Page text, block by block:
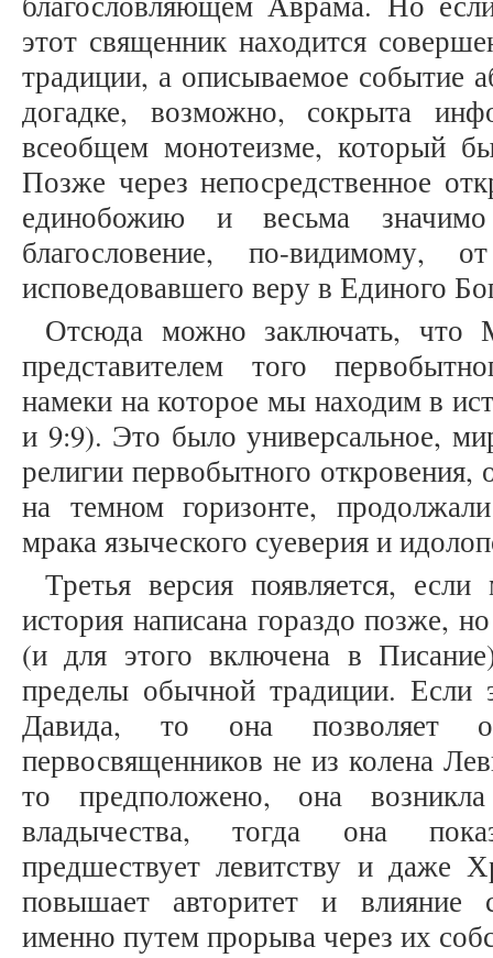
этот священник находится
традиции, а описываемое событие
догадке, возможно, сокрыта
всеобщем монотеизме, который
Позже через непосредственное
единобожию и весьма
благословение, по-видимому,
исповедовавшего веру в Единого
Отсюда можно заключать, что
представителем того
намеки на которое мы находим в
и 9:9). Это было универсальное,
религии первобытного откровения,
на темном горизонте,
мрака языческого суеверия и
Третья версия появляется,
история написана гораздо позже,
(и для этого включена в
пределы обычной традиции. Если
Давида, то она позволяет
первосвященников не из колена
то предположено, она
владычества, тогда она
предшествует левитству и даже
повышает авторитет и влияние
именно путем прорыва через их